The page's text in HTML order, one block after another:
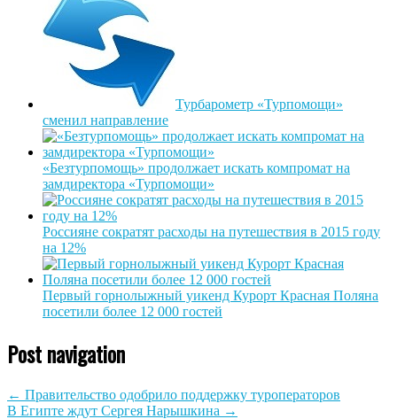
Турбарометр «Турпомощи»
сменил направление
«Безтурпомощь» продолжает искать компромат на
замдиректора «Турпомощи»
Россияне сократят расходы на путешествия в 2015 году
на 12%
Первый горнолыжный уикенд Курорт Красная Поляна
посетили более 12 000 гостей
Post navigation
← Правительство одобрило поддержку туроператоров
В Египте ждут Сергея Нарышкина →